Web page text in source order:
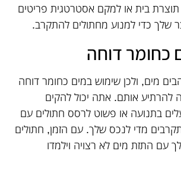
תוצרת בית או למקם אסטרטגית פריטים
שלך כדי למנוע מחתולים להתקרב.
כחומר דוחה
מים, ולכן שימוש במים כחומר דוחה
להרתיע אותם. אתה יכול להקים
בתנועה או פשוט לרסס חתולים עם
מדי לנכס שלך. עם הזמן, חתולים
עם התזת מים לא רצויה וילמדו